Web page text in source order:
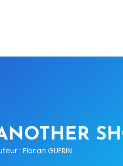
: Florian GUERIN